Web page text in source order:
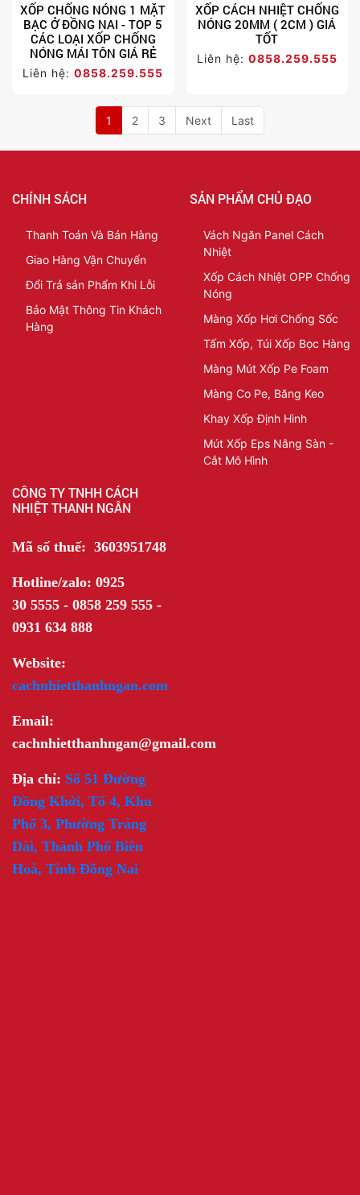
XỐP CHỐNG NÓNG 1 MẶT
BẠC Ở ĐỒNG NAI - TOP 5
CÁC LOẠI XỐP CHỐNG
NÓNG MÁI TÔN GIÁ RẺ
Liên hệ:0858.259.555
XỐP CÁCH NHIỆT CHỐNG
NÓNG 20MM ( 2CM ) GIÁ
TỐT
Liên hệ: 0858.259.555
1 2 3 Next Last
CHÍNH SÁCH
Thanh Toán Và Bán Hàng
Giao Hàng Vận Chuyển
Đổi Trả sản Phẩm Khi Lỗi
Bảo Mật Thông Tin Khách
Hàng
SẢN PHẨM CHỦ ĐẠO
Vách Ngăn Panel Cách
Nhiệt
Xốp Cách Nhiệt OPP Chống
Nóng
Màng Xốp Hơi Chống Sốc
Tấm Xốp, Túi Xốp Bọc Hàng
Màng Mút Xốp Pe Foam
Màng Co Pe, Băng Keo
Khay Xốp Định Hình
Mút Xốp Eps Nâng Sàn -
Cắt Mô Hình
CÔNG TY TNHH CÁCH
NHIỆT THANH NGÂN
Mã số thuế: 3603951748
Hotline/zalo: 0925
30 5555 - 0858 259 555 -
0931 634 888
Website:
cachnhietthanhngan.com
Email:
cachnhietthanhngan@gmail.com
Địa chỉ: Số 51 Đường
Đồng Khởi, Tổ 4, Khu
Phố 3, Phường Trảng
Dài, Thành Phố Biên
Hoà, Tỉnh Đồng Nai